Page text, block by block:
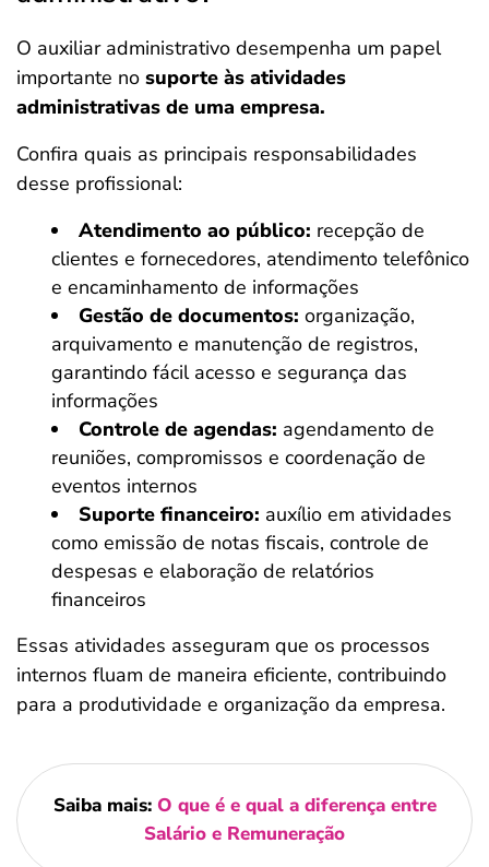
O auxiliar administrativo desempenha um papel
importante no suporte às atividades
administrativas de uma empresa.
Confira quais as principais responsabilidades
desse profissional:​
Atendimento ao público: recepção de
clientes e fornecedores, atendimento telefônico
e encaminhamento de informações
Gestão de documentos: organização,
arquivamento e manutenção de registros,
garantindo fácil acesso e segurança das
informações
Controle de agendas: agendamento de
reuniões, compromissos e coordenação de
eventos internos
Suporte financeiro: auxílio em atividades
como emissão de notas fiscais, controle de
despesas e elaboração de relatórios
financeiros
Essas atividades asseguram que os processos
internos fluam de maneira eficiente, contribuindo
para a produtividade e organização da empresa.
Saiba mais: O que é e qual a diferença entre
Salário e Remuneração